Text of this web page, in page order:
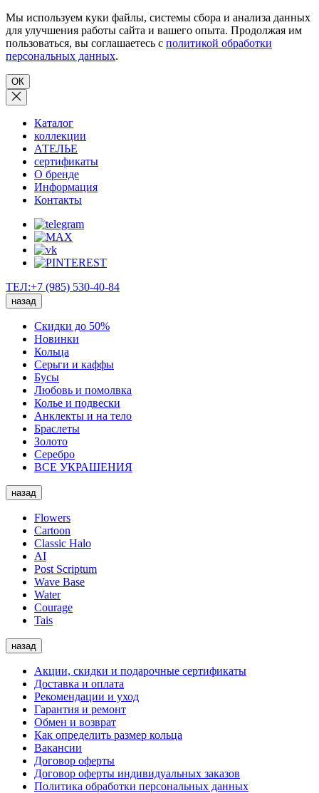
Мы используем куки файлы, системы сбора и анализа данных
для улучшения работы сайта и вашего опыта. Продолжая им
пользоваться, вы соглашаетесь с политикой обработки
персональных данных.
ОК
Каталог
коллекции
АТЕЛЬЕ
сертификаты
О бренде
Информация
Контакты
ТЕЛ:+7 (985) 530-40-84
назад
Скидки до 50%
Новинки
Кольца
Серьги и каффы
Бусы
Любовь и помолвка
Колье и подвески
Анклекты и на тело
Браслеты
Золото
Серебро
ВСЕ УКРАШЕНИЯ
назад
Flowers
Cartoon
Classic Halo
AI
Post Scriptum
Wave Base
Water
Courage
Tais
назад
Акции, скидки и подарочные сертификаты
Доставка и оплата
Рекомендации и уход
Гарантия и ремонт
Обмен и возврат
Как определить размер кольца
Вакансии
Договор оферты
Договор оферты индивидуальных заказов
Политика обработки персональных данных